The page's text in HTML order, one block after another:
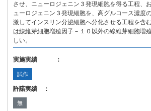
させ、ニューロジェニン３発現細胞を得る工程、
ューロジェニン３発現細胞を、高グルコース濃度
激してインスリン分泌細胞へ分化させる工程を含
は線維芽細胞増殖因子－１０以外の線維芽細胞増
しい。
実施実績 ：
試作
許諾実績 ：
無